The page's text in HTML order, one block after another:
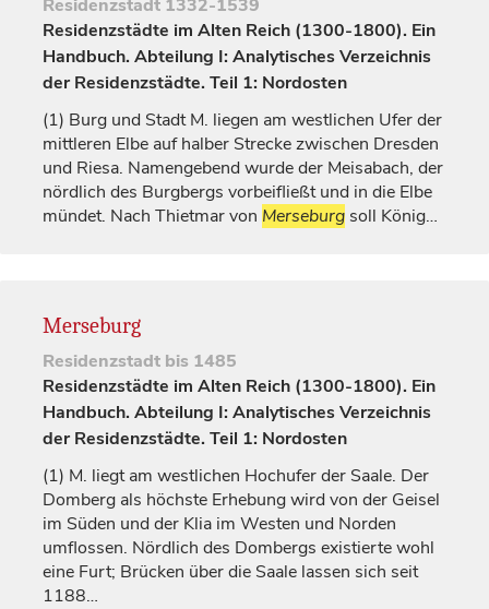
Residenzstadt 1332-1539
Residenzstädte im Alten Reich (1300-1800). Ein
Handbuch. Abteilung I: Analytisches Verzeichnis
der Residenzstädte. Teil 1: Nordosten
(1) Burg und Stadt M. liegen am westlichen Ufer der
mittleren Elbe auf halber Strecke zwischen Dresden
und Riesa. Namengebend wurde der Meisabach, der
nördlich des Burgbergs vorbeifließt und in die Elbe
mündet. Nach Thietmar von Merseburg soll König…
Merseburg
Residenzstadt bis 1485
Residenzstädte im Alten Reich (1300-1800). Ein
Handbuch. Abteilung I: Analytisches Verzeichnis
der Residenzstädte. Teil 1: Nordosten
(1) M. liegt am westlichen Hochufer der Saale. Der
Domberg als höchste Erhebung wird von der Geisel
im Süden und der Klia im Westen und Norden
umflossen. Nördlich des Dombergs existierte wohl
eine Furt; Brücken über die Saale lassen sich seit
1188…